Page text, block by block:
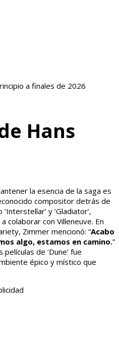
a finales de 2026
Hans
la esencia de la saga es
compositor detrás de
y ‘Gladiator’,
colaborar con Villeneuve. En
Zimmer mencionó: “Acabo
algo, estamos en camino.”
de ‘Dune’ fue
épico y místico que